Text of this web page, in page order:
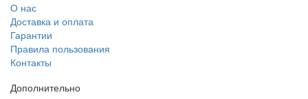
О нас
Доставка и оплата
Гарантии
Правила пользования
Контакты
Дополнительно